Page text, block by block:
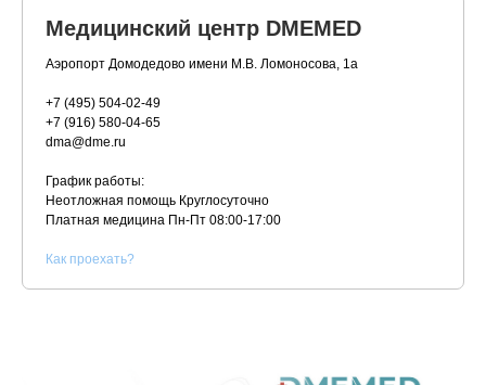
Медицинский центр DMEMED
Аэропорт Домодедово имени М.В. Ломоносова, 1а
+7 (495) 504-02-49
+7 (916) 580-04-65
dma@dme.ru
График работы:
Неотложная помощь Круглосуточно
Платная медицина Пн-Пт 08:00-17:00
Как проехать?